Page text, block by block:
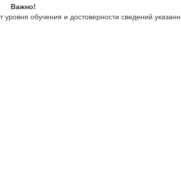
Важно!
обучения и достоверности сведений